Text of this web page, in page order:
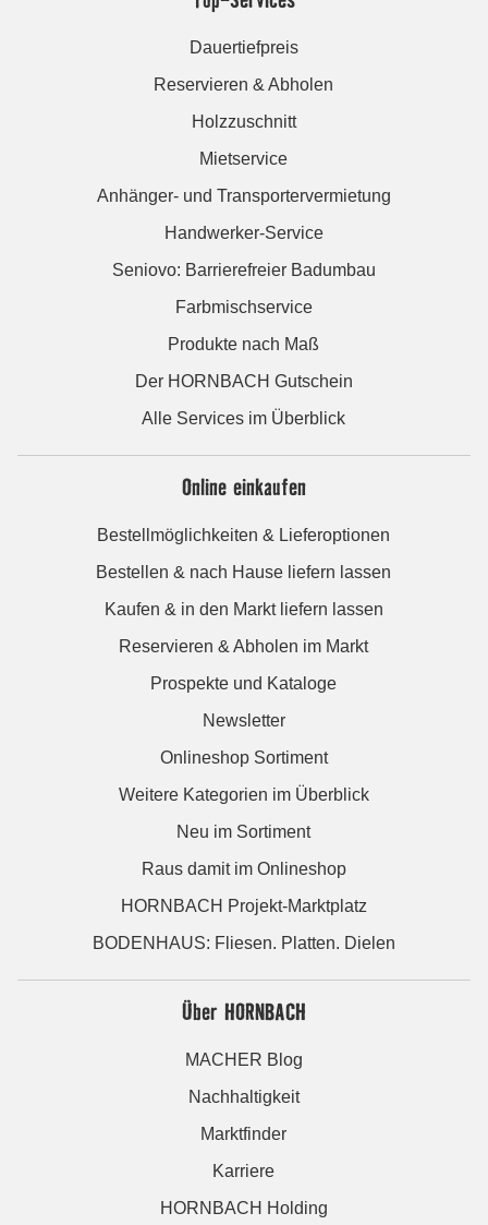
Dauertiefpreis
Reservieren & Abholen
Holzzuschnitt
Mietservice
Anhänger- und Transportervermietung
Handwerker-Service
Seniovo: Barrierefreier Badumbau
Farbmischservice
Produkte nach Maß
Der HORNBACH Gutschein
Alle Services im Überblick
Online einkaufen
Bestellmöglichkeiten & Lieferoptionen
Bestellen & nach Hause liefern lassen
Kaufen & in den Markt liefern lassen
Reservieren & Abholen im Markt
Prospekte und Kataloge
Newsletter
Onlineshop Sortiment
Weitere Kategorien im Überblick
Neu im Sortiment
Raus damit im Onlineshop
HORNBACH Projekt-Marktplatz
BODENHAUS: Fliesen. Platten. Dielen
Über HORNBACH
MACHER Blog
Nachhaltigkeit
Marktfinder
Karriere
HORNBACH Holding